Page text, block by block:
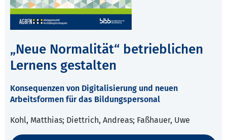
„Neue Normalität“ betrieblichen
Lernens gestalten
Konsequenzen von Digitalisierung und neuen
Arbeitsformen für das Bildungspersonal
Kohl, Matthias; Diettrich, Andreas; Faßhauer, Uwe